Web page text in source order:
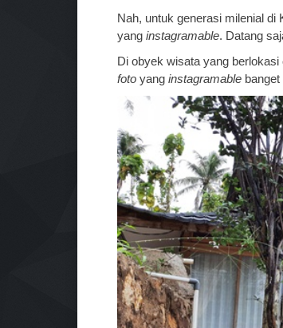
Nah, untuk generasi milenial di
yang instagramable. Datang
Di obyek wisata yang
foto yang instagramable